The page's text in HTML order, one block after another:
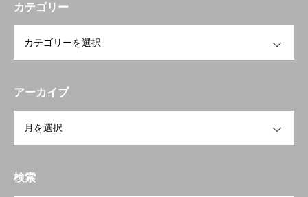
カテゴリー
アーカイブ
検索